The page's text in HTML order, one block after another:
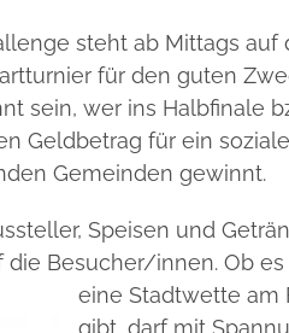
steht ab Mittags auf
für den guten
sein, wer ins Halbfinale
Geldbetrag für ein
Gemeinden gewinnt.
Speisen und
die Besucher/innen. Ob
eine Stadtwette am
gibt, darf mit